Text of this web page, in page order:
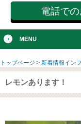
電話で
MENU
トップページ > 新着情報イン
レモンあります！